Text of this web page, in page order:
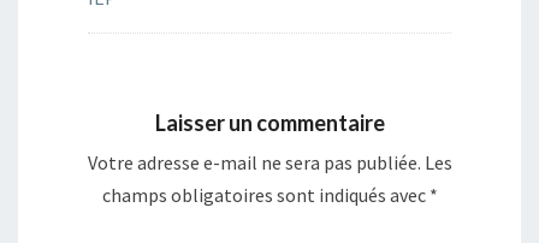
Laisser un commentaire
Votre adresse e-mail ne sera pas publiée. Les
champs obligatoires sont indiqués avec *